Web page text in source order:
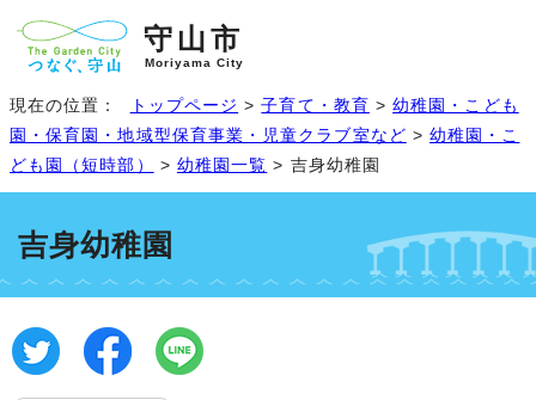
守山市
Moriyama City
現在の位置： トップページ >子育て・教育 >幼稚園・こども
園・保育園・地域型保育事業・児童クラブ室など >幼稚園・こ
ども園（短時部）
> 幼稚園一覧 > 吉身幼稚園
吉身幼稚園